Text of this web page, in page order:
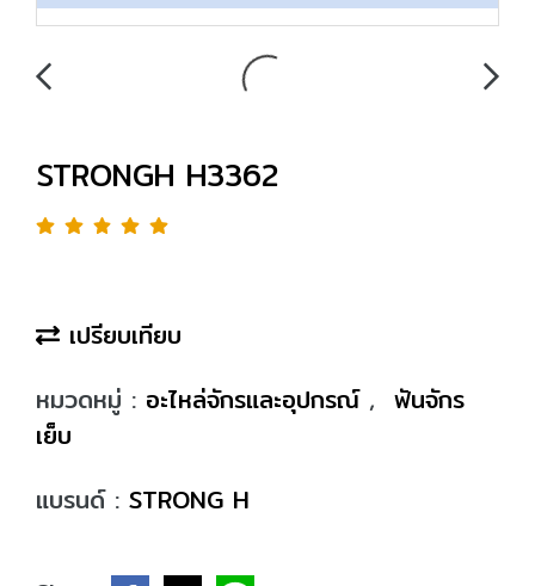
STRONGH H3362
เปรียบเทียบ
หมวดหมู่ : อะไหล่จักรและอุปกรณ์ , ฟันจักร
เย็บ
แบรนด์ : STRONG H